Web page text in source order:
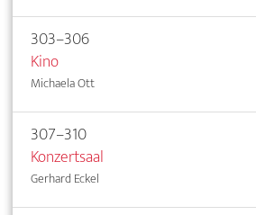
303–306
Kino
Michaela Ott
307–310
Konzertsaal
Gerhard Eckel